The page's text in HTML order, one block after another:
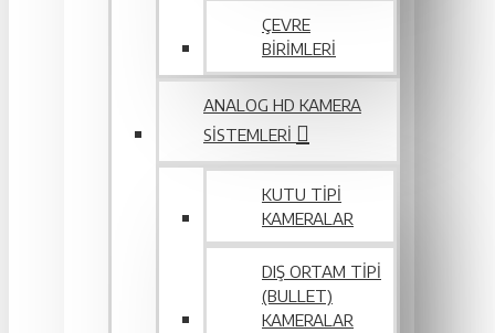
ÇEVRE
BIRIMLERI
ANALOG HD KAMERA
SISTEMLERI
KUTU TIPI
KAMERALAR
DIŞ ORTAM TIPI
(BULLET)
KAMERALAR